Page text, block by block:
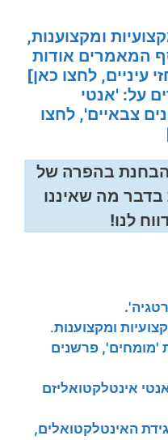
ומקצוענות,
המאמרים אודות
עיניים, לחצו כאן]
על: 'אנטי
צבאיים', לחצו
בהפרה של
בדבר מה שאיננו
לנו!
ומקצוענות.
'מומחים', פרשנים
אינטלקטואליזם
האינטלקטואלים,